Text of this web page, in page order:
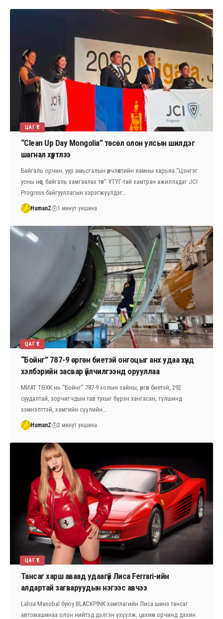
ЦАГ ҮЕ
“Clean Up Day Mongolia” төсөл олон улсын шилдэг
шагнал хүртлээ
Байгаль орчин, уур амьсгалын өөрчлөлтийн яамны харьяа “Цэнгэг
усны нөөц, байгаль хамгаалах төв” УТҮГ-тай хамтран ажилладаг JCI
Progress байгууллагын хэрэгжүүлдэг…
HumanZ 1 минут уншина
ЦАГ ҮЕ
“Бойнг” 787-9 өргөн биетэй онгоцыг анх удаа хүнд
хэлбэрийн засвар үйлчилгээнд орууллаа
МИАТ ТӨХК нь “Бойнг” 787-9 холын зайны, өргөн биетэй, 292
суудалтай, зорчигчдын тав тухыг бүрэн хангасан, түлшинд
хэмнэлттэй, хамгийн сүүлийн…
HumanZ 2 минут уншина
ЦАГ ҮЕ
Тансаг харш аваад удаагүй Лиса Ferrari-ийн
алдартай загваруудын нэгээс авчээ
Lalisa Manobal буюу BLACKPINK хамтлагийн Лиса шинэ тансаг
автомашинаа олон нийтэд дэлгэн үзүүлж, цахим орчинд дахин